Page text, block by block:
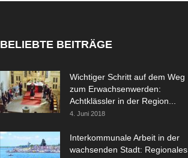
BELIEBTE BEITRÄGE
Wichtiger Schritt auf dem Weg
zum Erwachsenwerden:
Achtklässler in der Region...
4. Juni 2018
Interkommunale Arbeit in der
wachsenden Stadt: Regionales